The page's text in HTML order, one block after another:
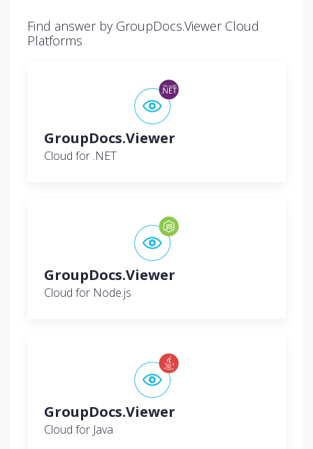
Find answer by GroupDocs.Viewer Cloud
Platforms
GroupDocs.Viewer
Cloud for .NET
GroupDocs.Viewer
Cloud for Node.js
GroupDocs.Viewer
Cloud for Java